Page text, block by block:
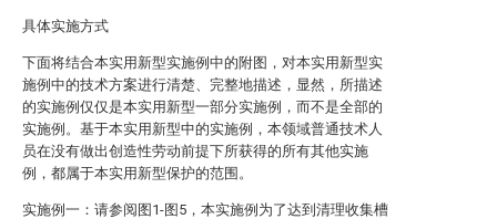
具体实施方式
下面将结合本实用新型实施例中的附图，对本实用新型实
施例中的技术方案进行清楚、完整地描述，显然，所描述
的实施例仅仅是本实用新型一部分实施例，而不是全部的
实施例。基于本实用新型中的实施例，本领域普通技术人
员在没有做出创造性劳动前提下所获得的所有其他实施
例，都属于本实用新型保护的范围。
实施例一：请参阅图1-图5，本实施例为了达到清理收集槽